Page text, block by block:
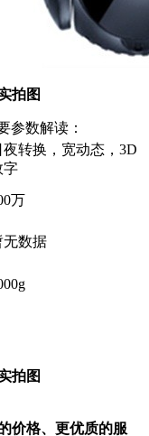
拍图
参数解读：
夜转换，宽动态，3D
字
万
无数据
拍图
价格、更优质的服